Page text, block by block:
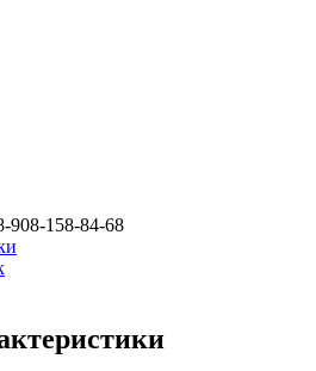
908-158-84-68